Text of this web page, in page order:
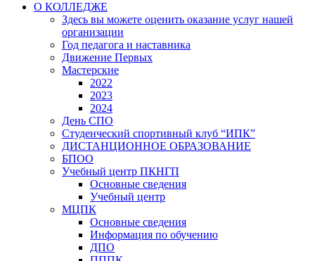
О КОЛЛЕДЖЕ
Здесь вы можете оценить оказание услуг нашей
организации
Год педагога и наставника
Движение Первых
Мастерские
2022
2023
2024
День СПО
Студенческий спортивный клуб “ИПК”
ДИСТАНЦИОННОЕ ОБРАЗОВАНИЕ
БПОО
Учебный центр ПКНГП
Основные сведения
Учебный центр
МЦПК
Основные сведения
Информация по обучению
ДПО